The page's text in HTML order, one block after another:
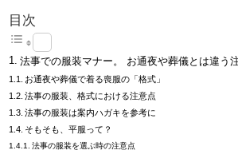
目次
法事での服装マナー。 お通夜や葬儀とは違う
お通夜や葬儀で着る喪服の「格式」
法事の服装、格式における注意点
法事の服装は案内ハガキを参考に
そもそも、平服って？
法事の服装を選ぶ時の注意点